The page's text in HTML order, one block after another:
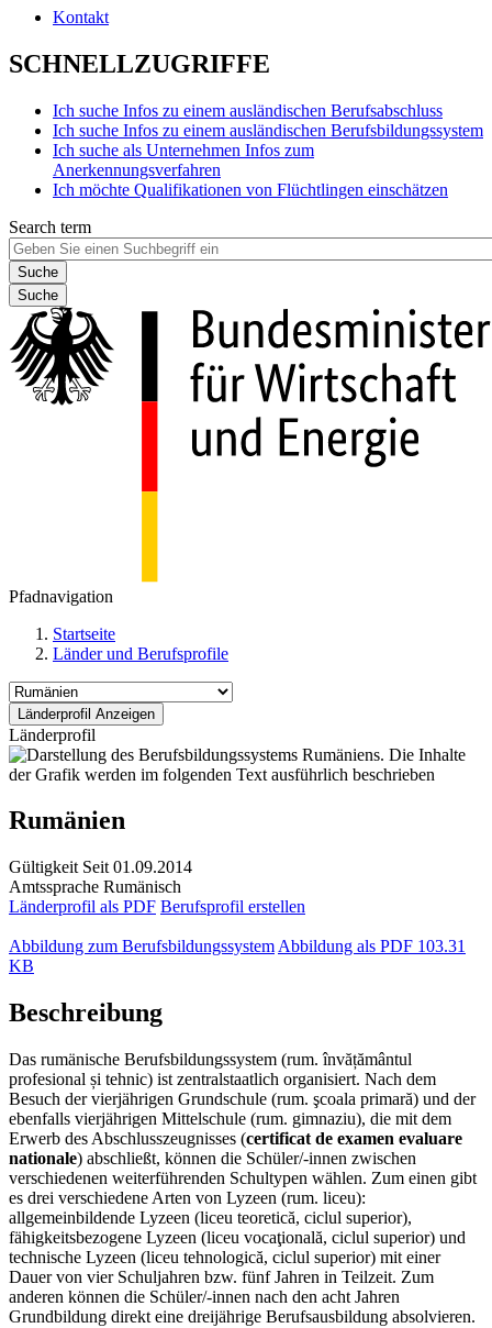
Kontakt
SCHNELLZUGRIFFE
Ich suche Infos zu einem ausländischen Berufsabschluss
Ich suche Infos zu einem ausländischen Berufsbildungssystem
Ich suche als Unternehmen Infos zum
Anerkennungsverfahren
Ich möchte Qualifikationen von Flüchtlingen einschätzen
Search term
Suche
Pfadnavigation
Startseite
Länder und Berufsprofile
Länderprofil
Rumänien
Gültigkeit Seit 01.09.2014
Amtssprache Rumänisch
Länderprofil als PDF Berufsprofil erstellen
Abbildung zum Berufsbildungssystem Abbildung als PDF 103.31
KB
Beschreibung
Das rumänische Berufsbildungssystem (rum. învățământul
profesional și tehnic) ist zentralstaatlich organisiert. Nach dem
Besuch der vierjährigen Grundschule (rum. şcoala primară) und der
ebenfalls vierjährigen Mittelschule (rum. gimnaziu), die mit dem
Erwerb des Abschlusszeugnisses (certificat de examen evaluare
nationale) abschließt, können die Schüler/-innen zwischen
verschiedenen weiterführenden Schultypen wählen. Zum einen gibt
es drei verschiedene Arten von Lyzeen (rum. liceu):
allgemeinbildende Lyzeen (liceu teoretică, ciclul superior),
fähigkeitsbezogene Lyzeen (liceu vocaţională, ciclul superior) und
technische Lyzeen (liceu tehnologică, ciclul superior) mit einer
Dauer von vier Schuljahren bzw. fünf Jahren in Teilzeit. Zum
anderen können die Schüler/-innen nach den acht Jahren
Grundbildung direkt eine dreijährige Berufsausbildung absolvieren.